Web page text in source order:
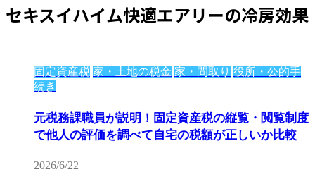
セキスイハイム快適エアリーの冷房効果
固定資産税 家・土地の税金 家・間取り 役所・公的手
続き
元税務課職員が説明！固定資産税の縦覧・閲覧制度
で他人の評価を調べて自宅の税額が正しいか比較
2026/6/22